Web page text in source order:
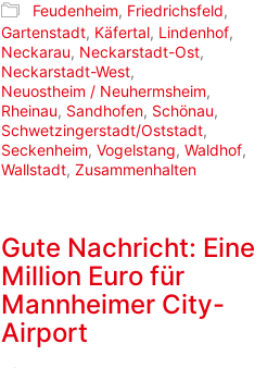
Feudenheim, Friedrichsfeld,
Gartenstadt, Käfertal, Lindenhof,
Neckarau, Neckarstadt-Ost,
Neckarstadt-West,
Neuostheim / Neuhermsheim,
Rheinau, Sandhofen, Schönau,
Schwetzingerstadt/Oststadt,
Seckenheim,Vogelstang,Waldhof,
Wallstadt,Zusammenhalten
Gute Nachricht: Eine
Million Euro für
Mannheimer City-
Airport